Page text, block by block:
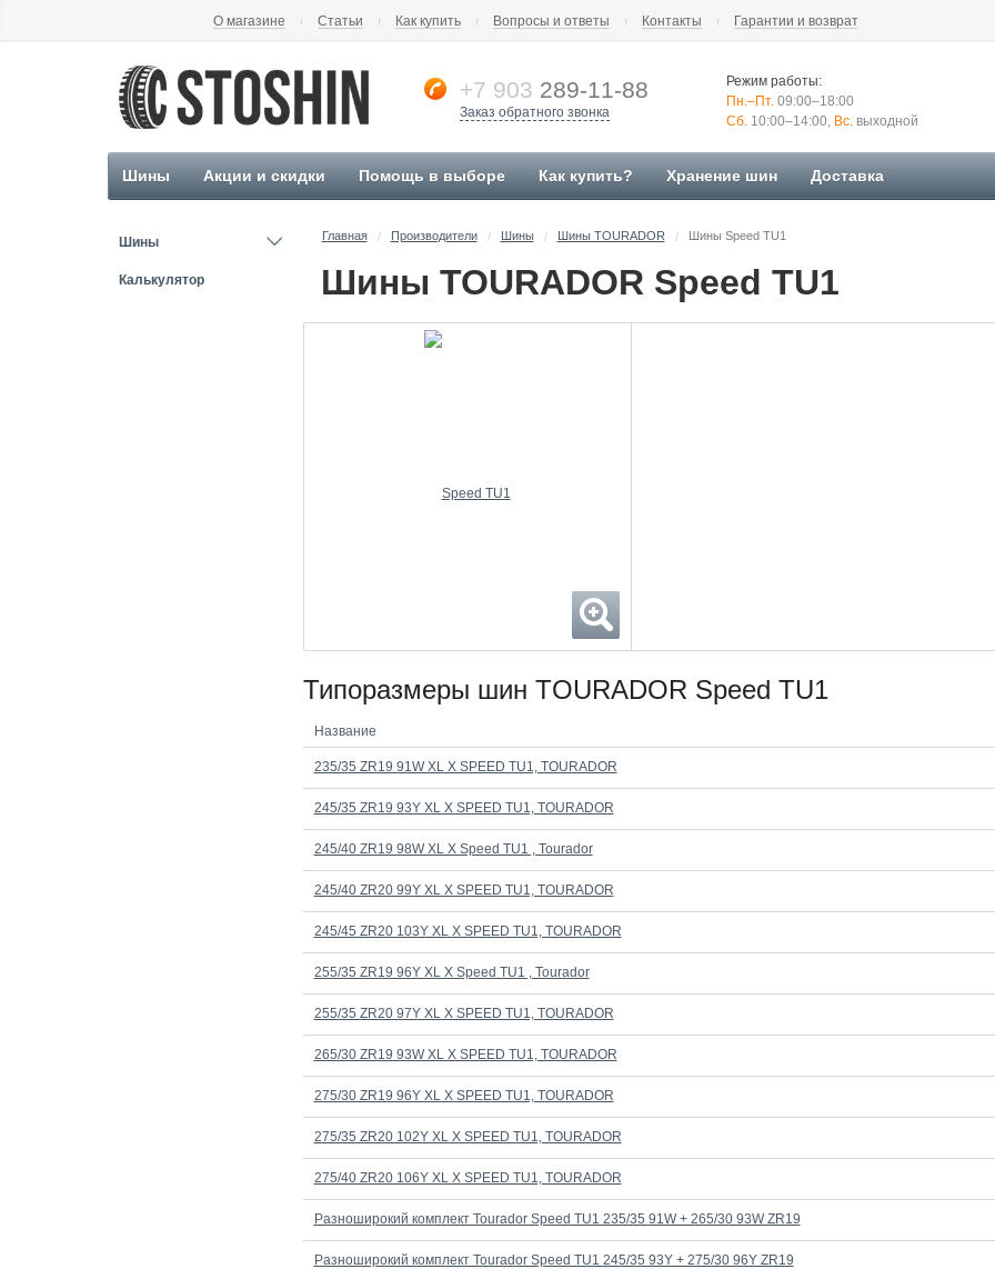
О магазине Статьи Как купить Вопросы и ответы Контакты Гарантии и возврат
+7 903 289-11-88
Заказ обратного звонка
Режим работы:
Пн.–Пт. 09:00–18:00
Сб. 10:00–14:00, Вс. выходной
Шины Акции и скидки Помощь в выборе Как купить? Хранение шин Доставка
Шины
Калькулятор
Главная / Производители / Шины / Шины TOURADOR / Шины Speed TU1
Шины TOURADOR Speed TU1
Типоразмеры шин TOURADOR Speed TU1
Название
235/35 ZR19 91W XL X SPEED TU1, TOURADOR
245/35 ZR19 93Y XL X SPEED TU1, TOURADOR
245/40 ZR19 98W XL X Speed TU1 , Tourador
245/40 ZR20 99Y XL X SPEED TU1, TOURADOR
245/45 ZR20 103Y XL X SPEED TU1, TOURADOR
255/35 ZR19 96Y XL X Speed TU1 , Tourador
255/35 ZR20 97Y XL X SPEED TU1, TOURADOR
265/30 ZR19 93W XL X SPEED TU1, TOURADOR
275/30 ZR19 96Y XL X SPEED TU1, TOURADOR
275/35 ZR20 102Y XL X SPEED TU1, TOURADOR
275/40 ZR20 106Y XL X SPEED TU1, TOURADOR
Разноширокий комплект Tourador Speed TU1 235/35 91W + 265/30 93W ZR19
Разноширокий комплект Tourador Speed TU1 245/35 93Y + 275/30 96Y ZR19